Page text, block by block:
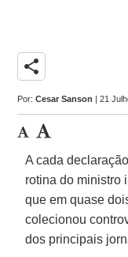
share
Por:Cesar Sanson | 21
A cada
rotina do ministro
que em quase
colecionou
dos principais